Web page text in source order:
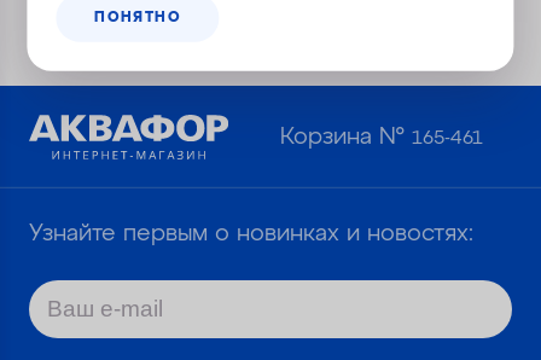
ПОНЯТНО
Корзина №165-461
Узнайте первым о новинках и новостях: